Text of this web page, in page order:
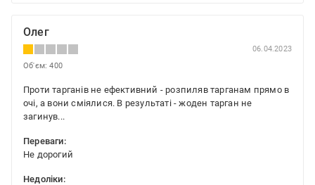
Олег
06.04.2023
Об'єм: 400
Проти тарганів не ефективний - розпиляв тарганам прямо в
очі, а вони сміялися. В результаті - жоден тарган не
загинув...
Переваги:
Не дорогий
Недоліки: